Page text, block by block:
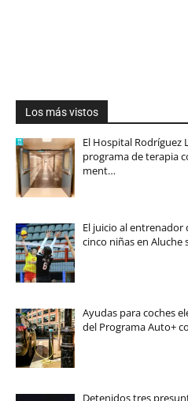
Los más vistos
El Hospital Rodríguez
programa de terapia
ment…
El juicio al entrenador
cinco niñas en Aluche
Ayudas para coches
del Programa Auto+
Detenidos tres